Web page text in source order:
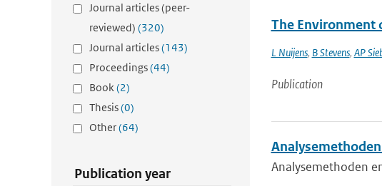
Journal articles (peer-
reviewed) (320)
Journal articles(143)
Proceedings(44)
Book(2)
Thesis(0)
Other(64)
Publication year
The Environment
L Nuijens, B Stevens, AP
Publication
Analysemethoden